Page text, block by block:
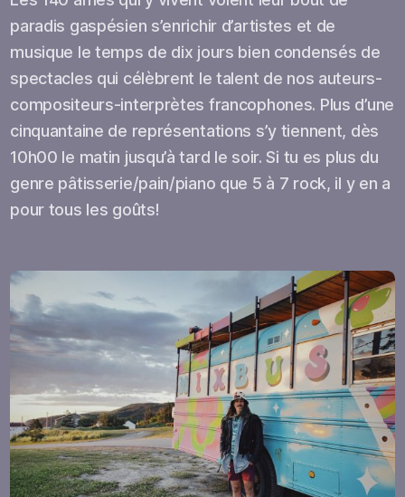
paradis gaspésien s’enrichir d’artistes et de
musique le temps de dix jours bien condensés de
spectacles qui célèbrent le talent de nos auteurs-
compositeurs-interprètes francophones. Plus d’une
cinquantaine de représentations s’y tiennent, dès
10h00 le matin jusqu’à tard le soir. Si tu es plus du
genre pâtisserie/pain/piano que 5 à 7 rock, il y en a
pour tous les goûts!